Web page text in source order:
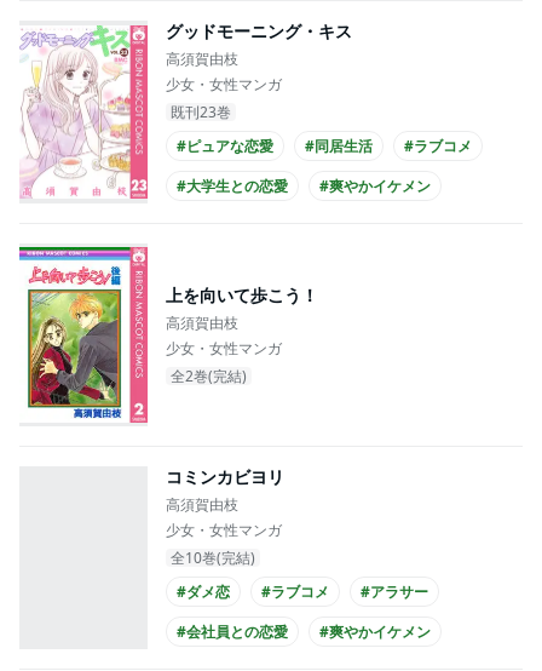
グッドモーニング・キス
高須賀由枝
少女・女性マンガ
既刊23巻
#ピュアな恋愛
#同居生活
#ラブコメ
#大学生との恋愛
#爽やかイケメン
上を向いて歩こう！
高須賀由枝
少女・女性マンガ
全2巻(完結)
コミンカビヨリ
高須賀由枝
少女・女性マンガ
全10巻(完結)
#ダメ恋
#ラブコメ
#アラサー
#会社員との恋愛
#爽やかイケメン